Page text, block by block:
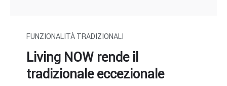
FUNZIONALITÀ TRADIZIONALI
Living NOW rende il
tradizionale eccezionale